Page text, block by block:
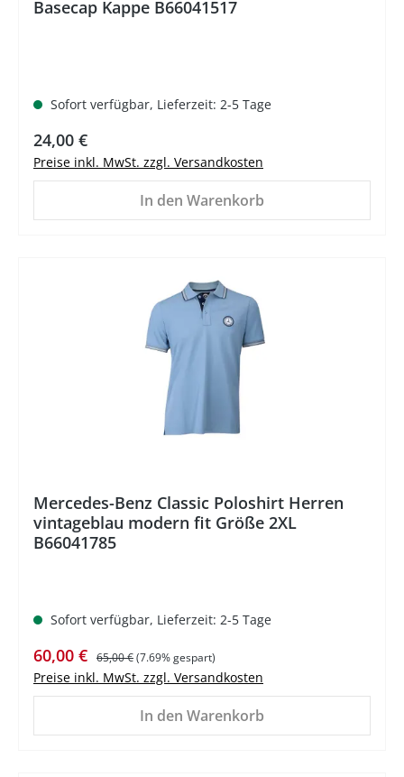
Basecap Kappe B66041517
Sofort verfügbar, Lieferzeit: 2-5 Tage
Regulärer Preis:
24,00 €
Preise inkl. MwSt. zzgl. Versandkosten
In den Warenkorb
Mercedes-Benz Classic Poloshirt Herren
vintageblau modern fit Größe 2XL
B66041785
Sofort verfügbar, Lieferzeit: 2-5 Tage
Verkaufspreis:
60,00 € Regulärer Preis:
65,00 €(7.69% gespart)
Preise inkl. MwSt. zzgl. Versandkosten
In den Warenkorb